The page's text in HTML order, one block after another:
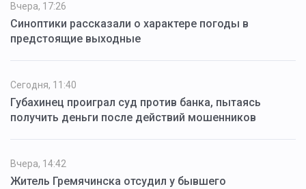
Вчера, 17:26
Синоптики рассказали о характере погоды в
предстоящие выходные
Сегодня, 11:40
Губахинец проиграл суд против банка, пытаясь
получить деньги после действий мошенников
Вчера, 14:42
Житель Гремячинска отсудил у бывшего